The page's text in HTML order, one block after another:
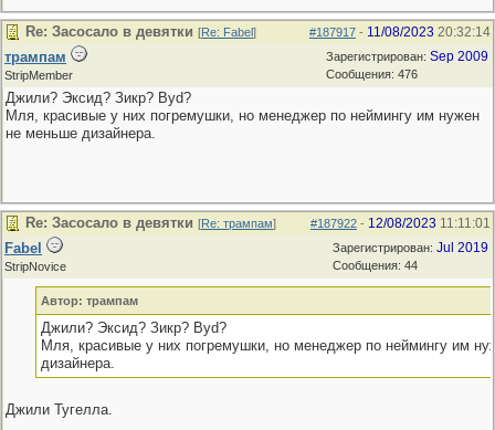
#187917 - 11/08/2023 20:32:14
Re: Засосало в девятки [Re: Fabel]
Зарегистрирован: Sep 2009
Сообщения: 476
трампам
StripMember
Джили? Эксид? Зикр? Byd?
Мля, красивые у них погремушки, но менеджер по неймингу им нужен
не меньше дизайнера.
#187922 - 12/08/2023 11:11:01
Re: Засосало в девятки [Re: трампам]
Зарегистрирован: Jul 2019
Сообщения: 44
Fabel
StripNovice
Автор: трампам
Джили? Эксид? Зикр? Byd?
Мля, красивые у них погремушки, но менеджер по неймингу им
дизайнера.
Джили Тугелла.